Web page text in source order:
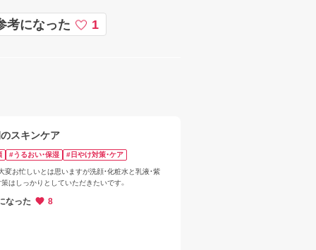
考になった 1
スキンケア
#うるおい・保湿 #日やけ対策・ケア
変お忙しいとは思いますが洗顔・化粧水と乳液・紫
はしっかりとしていただきたいです。
なった 8